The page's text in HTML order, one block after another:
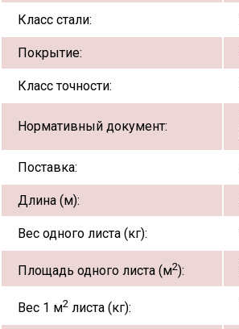
Класс стали:
Покрытие:
Класс точности:
Нормативный документ:
Поставка:
Длина (м):
Вес одного листа (кг):
Площадь одного листа (м2):
Вес 1 м2 листа (кг):